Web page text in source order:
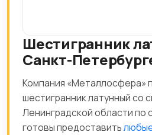
Шестигранник
Санкт-
Компания «Металлосфера»
шестигранник латунный со
Ленинградской области по
готовы предоставить